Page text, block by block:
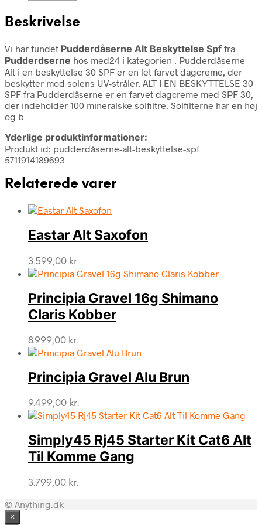
Beskrivelse
Vi har fundet Pudderdåserne Alt Beskyttelse Spf fra
Pudderdserne hos med24 i kategorien . Pudderdåserne
Alt i en beskyttelse 30 SPF er en let farvet dagcreme, der
beskytter mod solens UV-stråler. ALT I EN BESKYTTELSE 30
SPF fra Pudderdåserne er en farvet dagcreme med SPF 30,
der indeholder 100 mineralske solfiltre. Solfilterne har en høj
og b
Yderlige produktinformationer:
Produkt id: pudderdåserne-alt-beskyttelse-spf
5711914189693
Relaterede varer
Eastar Alt Saxofon
3.599,00 kr.
Principia Gravel 16g Shimano
Claris Kobber
8.999,00 kr.
Principia Gravel Alu Brun
9.499,00 kr.
Simply45 Rj45 Starter Kit Cat6 Alt
Til Komme Gang
3.799,00 kr.
© Anything.dk
×